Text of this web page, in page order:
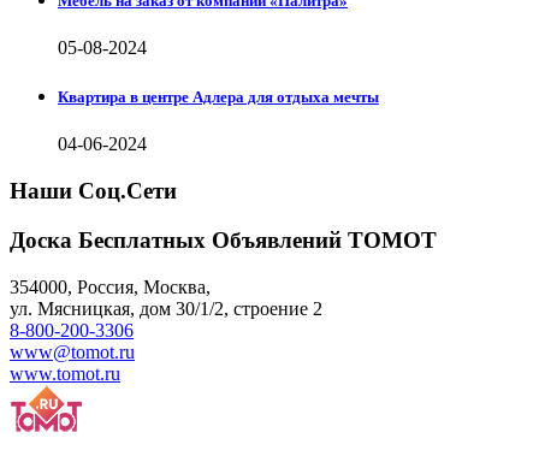
05-08-2024
Квартира в центре Адлера для отдыха мечты
04-06-2024
Наши Соц.Сети
Доска Бесплатных Объявлений ТОМОТ
354000, Россия, Москва,
ул. Мясницкая, дом 30/1/2, строение 2
8-800-200-3306
www@tomot.ru
www.tomot.ru